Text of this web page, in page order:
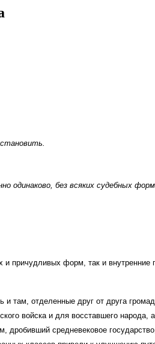
одинаково, безвсяких судебных
причудливых форм, так и
там, отделенные друг от друга
войска и для восставшего народа,
средневековое